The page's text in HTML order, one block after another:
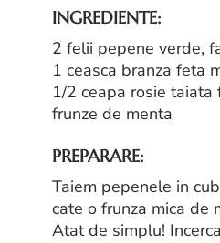
INGREDIENTE:
2 felii pepene verde,
1 ceasca branza feta
1/2 ceapa rosie taiata
frunze de menta
PREPARARE:
Taiem pepenele in
cate o frunza mica de
Atat de simplu!